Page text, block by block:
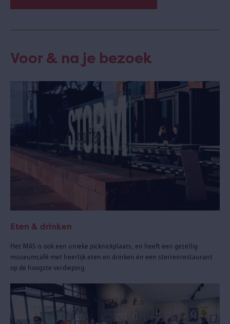
Voor & na je bezoek
Eten & drinken
Het MAS is ook een unieke picknickplaats, en heeft een gezellig
museumcafé met heerlijk eten en drinken én een sterrenrestaurant
op de hoogste verdieping.